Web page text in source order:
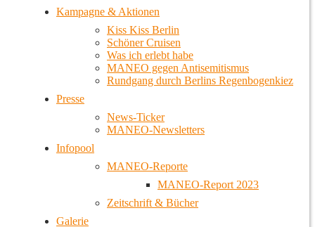
Kampagne & Aktionen
Kiss Kiss Berlin
Schöner Cruisen
Was ich erlebt habe
MANEO gegen Antisemitismus
Rundgang durch Berlins Regenbogenkiez
Presse
News-Ticker
MANEO-Newsletters
Infopool
MANEO-Reporte
MANEO-Report 2023
Zeitschrift & Bücher
Galerie